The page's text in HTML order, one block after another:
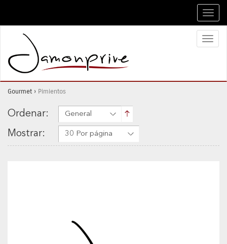
Gourmet › Pimientos
Ordenar: General
Mostrar: 30 Por página